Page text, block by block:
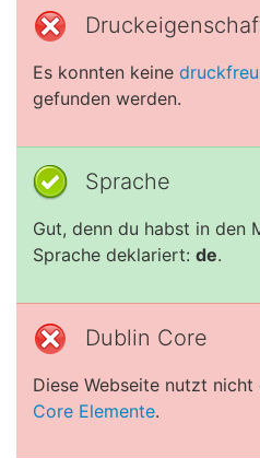
Es konnten keine
gefunden werden.
Sprache
Gut, denn du habst in den
Sprache deklariert: de.
Dublin Core
Diese Webseite nutzt
Core Elemente.